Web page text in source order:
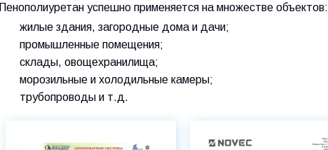
Пенополиуретан успешно применяется на множестве объектов:
жилые здания, загородные дома и дачи;
промышленные помещения;
склады, овощехранилища;
морозильные и холодильные камеры;
трубопроводы и т.д.